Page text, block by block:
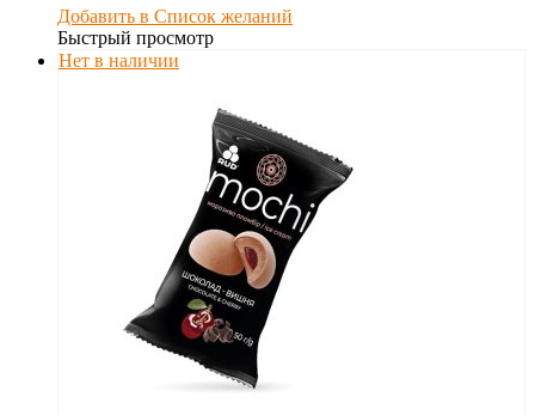
Добавить в Список желаний
Быстрый просмотр
Нет в наличии